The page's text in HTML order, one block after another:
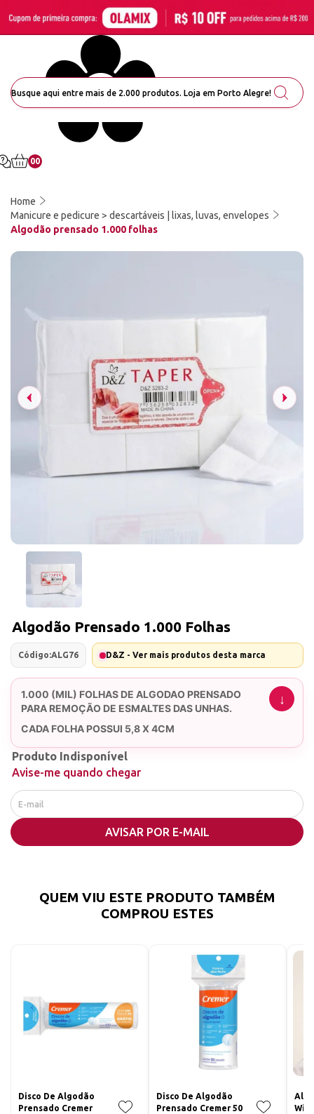
00
Home
Manicure e pedicure > descartáveis | lixas, luvas, envelopes
Algodão prensado 1.000 folhas
Algodão Prensado 1.000 Folhas
Código:ALG76 D&Z - Ver mais produtos desta marca
1.000 (MIL) FOLHAS DE ALGODAO PRENSADO
PARA REMOÇÃO DE ESMALTES DAS UNHAS.
CADA FOLHA POSSUI 5,8 X 4CM
CADA FOLHA POSSUI O TAMANHO IDEAL PARA
FAZER A REMOÇÃO DO ESMALTE DA UNHAS.
Produto Indisponível
Avise-me quando chegar
AVISAR POR E-MAIL
QUEM VIU ESTE PRODUTO TAMBÉM
COMPROU ESTES
Disco De Algodão
Prensado Cremer
Disco De Algodão
Prensado Cremer 50